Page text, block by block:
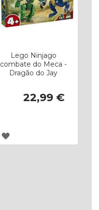
Lego Ninjago
combate do Meca -
Dragão do Jay
22,99 €
ADICIONAR